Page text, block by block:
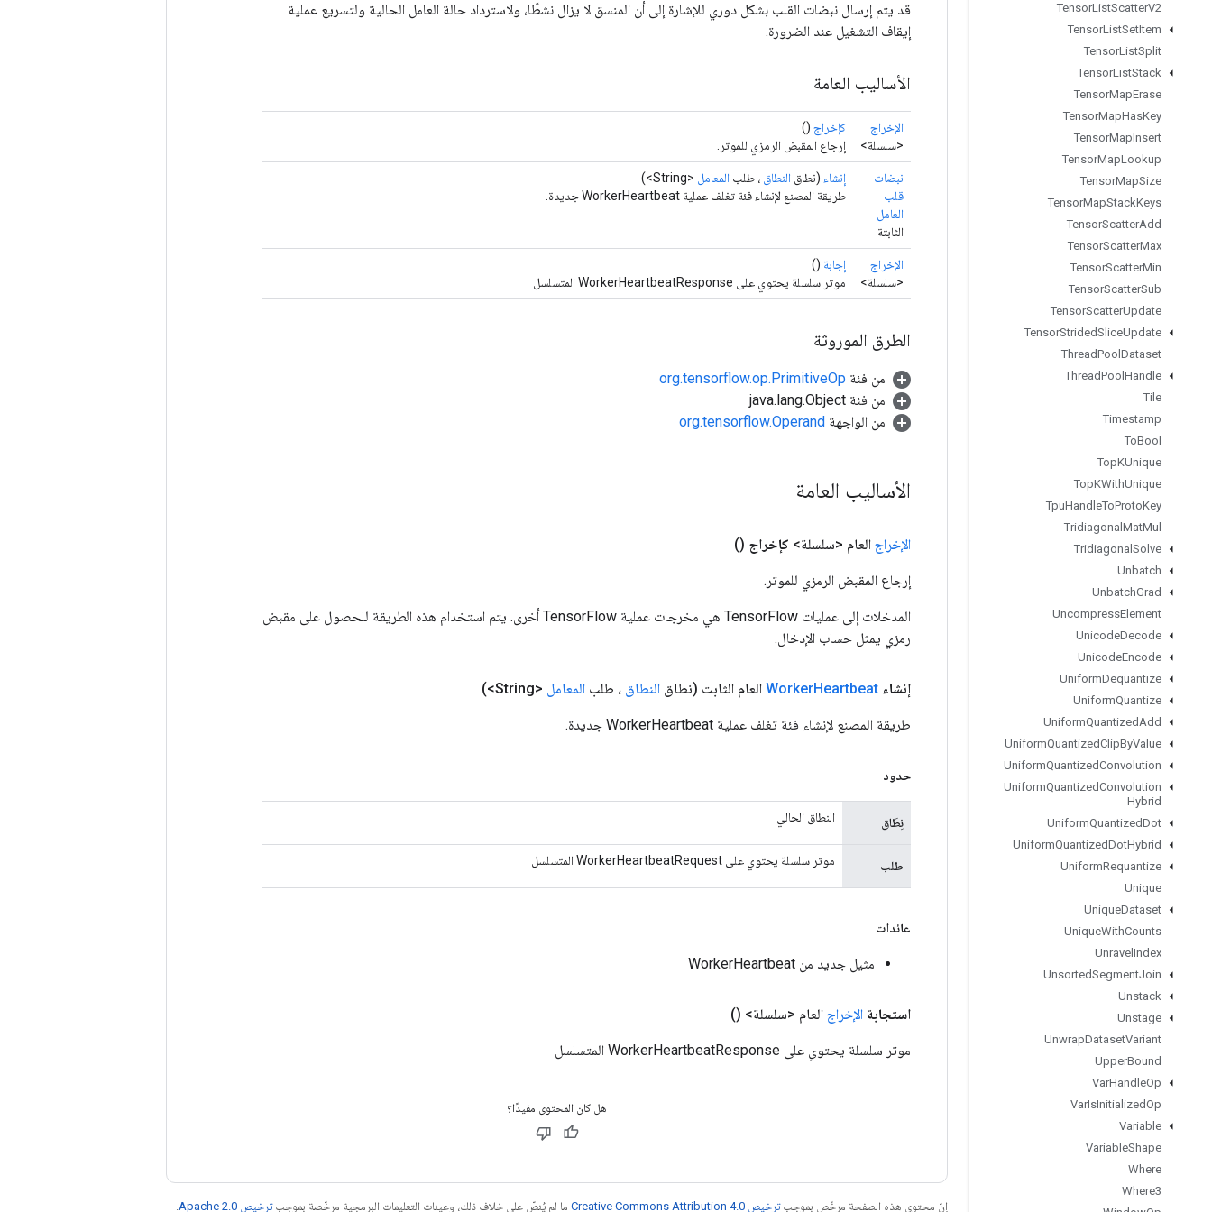
TensorListScatterV2
TensorListSetItem
TensorListSplit
TensorListStack
TensorMapErase
TensorMapHasKey
TensorMapInsert
TensorMapLookup
TensorMapSize
TensorMapStackKeys
TensorScatterAdd
TensorScatterMax
TensorScatterMin
TensorScatterSub
TensorScatterUpdate
TensorStridedSliceUpdate
ThreadPool Dataset
ThreadPool Handle
Tile
Timestamp
ToBool
TopKUnique
TopKWithUnique
TpuHandleToProtoKey
Tridiagonal MatMul
Tridiagonal Solve
Unbatch
UnbatchGrad
UncompressElement
UnicodeDecode
UnicodeEncode
UniformDequantize
UniformQuantize
UniformQuantizedAdd
UniformQuantizedClipByValue
UniformQuantizedConvolution
UniformQuantizedConvolution
Hybrid
UniformQuantizedDot
UniformQuantizedDotHybrid
UniformRequantize
Unique
UniqueDataset
UniqueWithCounts
Unravel Index
UnsortedSegmentJoin
Unstack
Unstage
UnwrapDatasetVariant
UpperBound
VarHandleOp
VarIsInitializedOp
Variable
VariableShape
Where
Where3
قد يتم إرسال نبضات القلب بشكل دوري للإشارة إلى أن المنسق لا يزال نشطًا، ولاسترداد حالة العامل الحالية ولتسريع عملية
إيقاف التشغيل عند الضرورة.
الأساليب العامة
الإخراج
<سلسلة>
كإخراج ()
إرجاع المقبض الرمزي للموتر.
نبضات
قلب
العامل
الثابتة
إنشاء (نطاق النطاق ، طلب المعامل <String>)
طريقة المصنع لإنشاء فئة تغلف عملية WorkerHeartbeat جديدة.
الإخراج
<سلسلة>
إجابة ()
موتر سلسلة يحتوي على WorkerHeartbeatResponse المتسلسل
الطرق الموروثة
من فئة org.tensorflow.op.PrimitiveOp
من فئة java.lang.Object
من الواجهة org.tensorflow.Operand
الأساليب العامة
الإخراج العام <سلسلة> كإخراج ()
إرجاع المقبض الرمزي للموتر.
المدخلات إلى عمليات TensorFlow هي مخرجات عملية TensorFlow أخرى. يتم استخدام هذه الطريقة للحصول على مقبض
رمزي يمثل حساب الإدخال.
إنشاء WorkerHeartbeat العام الثابت (نطاق النطاق ، طلب المعامل <String>)
طريقة المصنع لإنشاء فئة تغلف عملية WorkerHeartbeat جديدة.
حدود
نِطَاق النطاق الحالي
طلب موتر سلسلة يحتوي على WorkerHeartbeatRequest المتسلسل
عائدات
مثيل جديد من WorkerHeartbeat
استجابة الإخراج العام <سلسلة> ()
موتر سلسلة يحتوي على WorkerHeartbeatResponse المتسلسل
هل كان المحتوى مفيدًا؟
إنّ محتوى هذه الصفحة مرخّص بموجبترخيص Creative Commons Attribution 4.0‏ ما لم يُنصّ على خلاف ذلك، وعينات التعليمات البرمجية مرخّصة بموجبترخيص Apache 2.0‏